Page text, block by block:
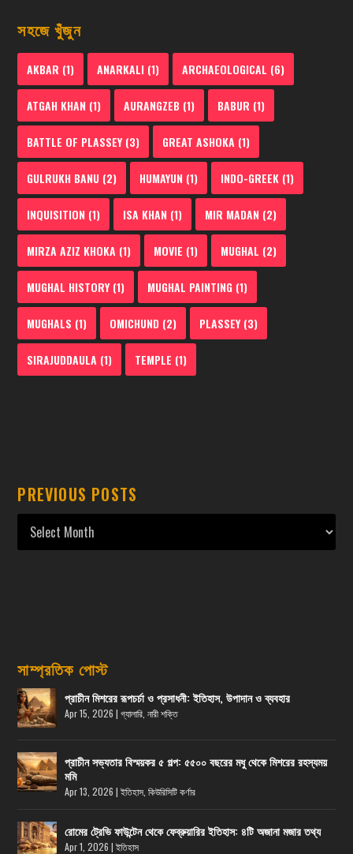
সহজে খুঁজুন
AKBAR (1) ANARKALI (1) ARCHAEOLOGICAL (6)
ATGAH KHAN (1) AURANGZEB (1) BABUR (1)
BATTLE OF PLASSEY(3) GREAT ASHOKA (1)
GULRUKH BANU (2) HUMAYUN (1) INDO-GREEK (1)
INQUISITION (1) ISA KHAN (1) MIR MADAN (2)
MIRZA AZIZ KHOKA (1) MOVIE (1) MUGHAL (2)
MUGHAL HISTORY(1) MUGHAL PAINTING (1)
MUGHALS (1) OMICHUND (2) PLASSEY(3)
SIRAJUDDAULA (1) TEMPLE (1)
PREVIOUS POSTS
সাম্প্রতিক পোস্ট
প্রাচীন মিশরের রূপচর্চা ও প্রসাধনী: ইতিহাস, উপাদান ও ব্যবহার
Apr 15, 2026 |গ্যালারি ,নারী শক্তি
প্রাচীন সভ্যতার বিস্ময়কর ৫ গল্প: ৫৫০০ বছরের মধু থেকে মিশরের রহস্যময়
মমি
Apr 13, 2026 |ইতিহাস ,কিউরিসিটি কর্ণার
রোমের ট্রেভি ফাউন্টেন থেকে ফেব্রুয়ারির ইতিহাস: ৪টি অজানা মজার তথ্য
Apr 1, 2026 |ইতিহাস